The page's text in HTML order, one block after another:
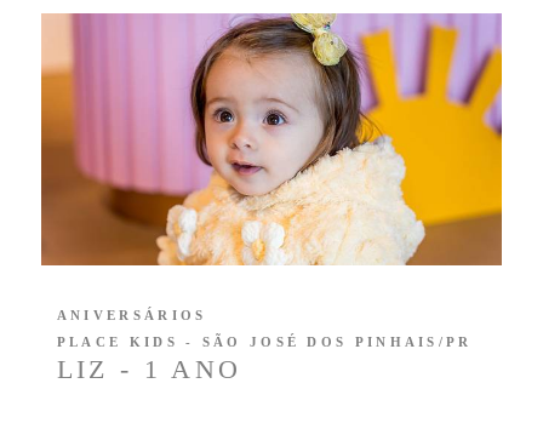
LIZ - 1 ANO
ANIVERSÁRIOS
PLACE KIDS - SÃO JOSÉ DOS PINHAIS/PR